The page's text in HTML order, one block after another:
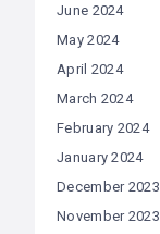
June 2024
May 2024
April 2024
March 2024
February 2024
January 2024
December 2023
November 2023